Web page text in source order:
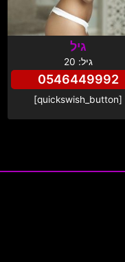
גיל
גיל: 20
0546449992
[quickswish_button]